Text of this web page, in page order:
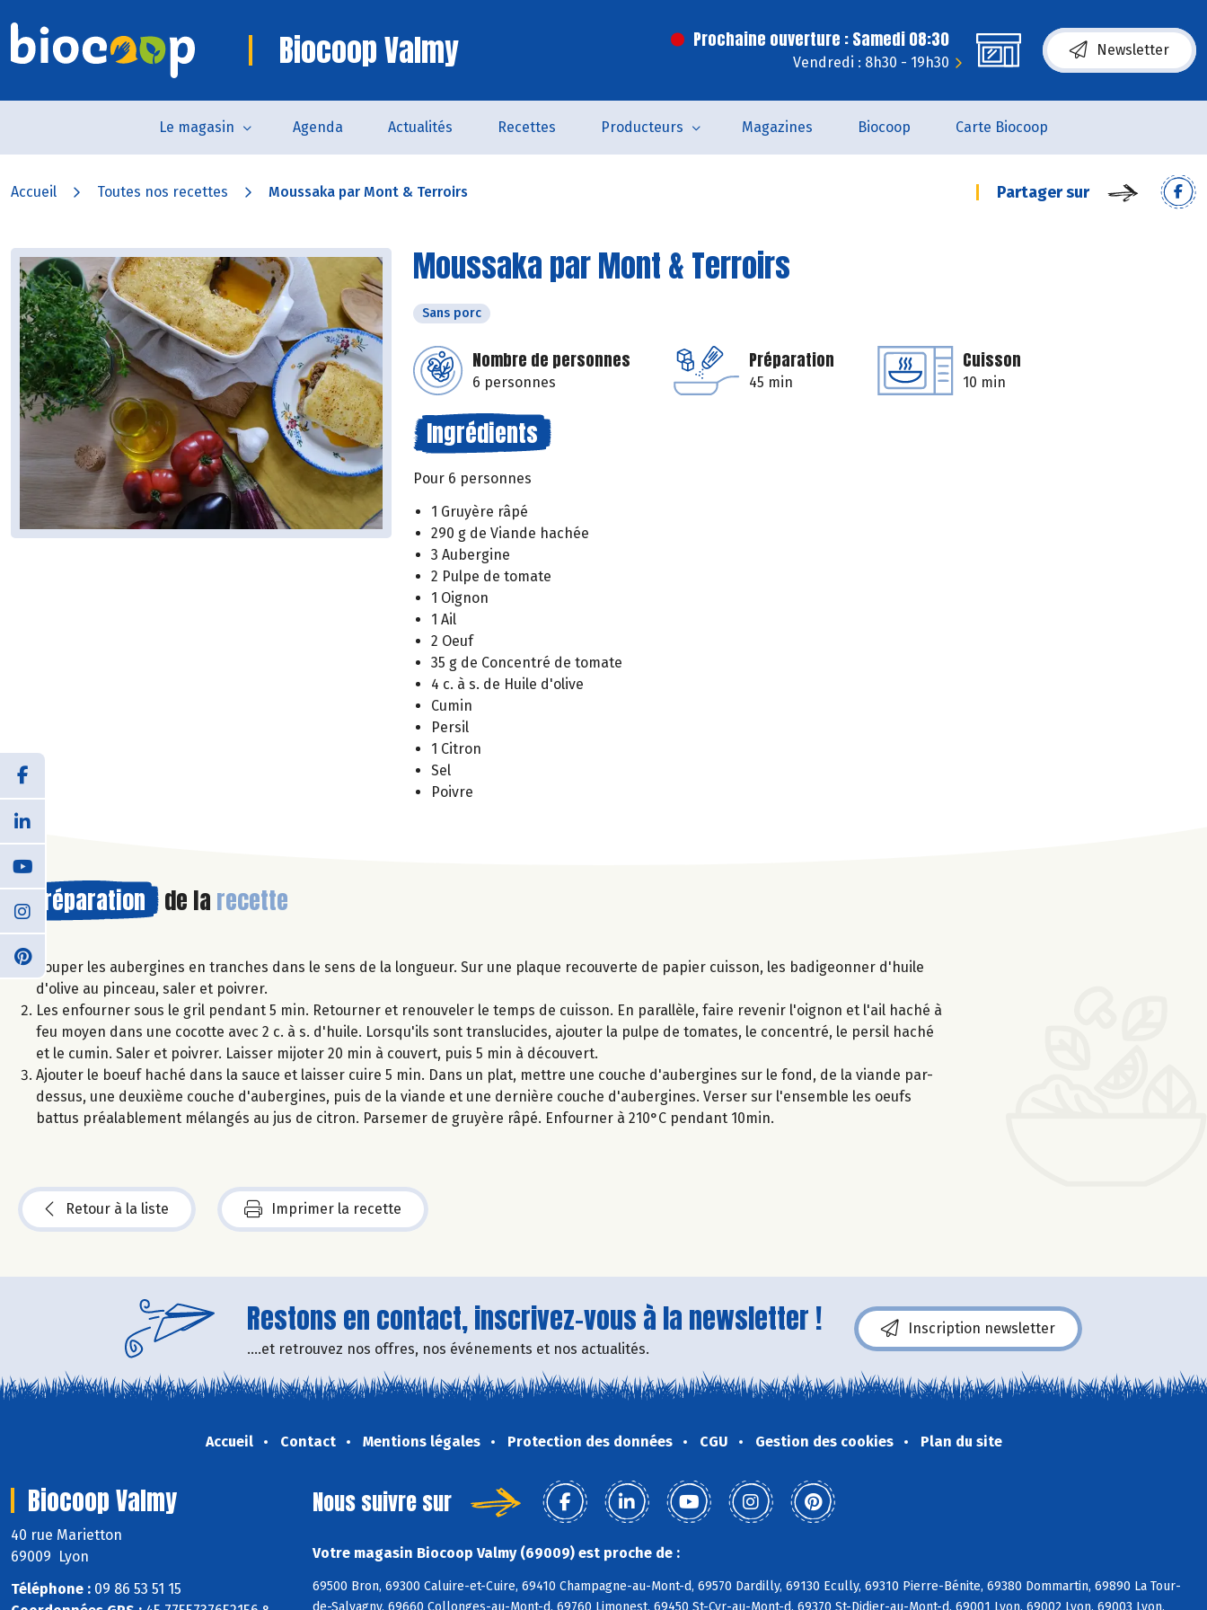
Biocoop Valmy Prochaine ouverture : Samedi 08:30
Vendredi : 8h30 - 19h30
Newsletter
Le magasin Agenda Actualités Recettes Producteurs Magazines Biocoop Carte Biocoop
Accueil Toutes nos recettes Moussaka par Mont & Terroirs Partager sur
Moussaka par Mont & Terroirs
Sans porc
Nombre de personnes
6 personnes
Préparation
45 min
Cuisson
10 min
Ingrédients
Pour 6 personnes
1 Gruyère râpé
290 g de Viande hachée
3 Aubergine
2 Pulpe de tomate
1 Oignon
1 Ail
2 Oeuf
35 g de Concentré de tomate
4 c. à s. de Huile d'olive
Cumin
Persil
1 Citron
Sel
Poivre
Préparation de la recette
Couper les aubergines en tranches dans le sens de la longueur. Sur une plaque recouverte de papier cuisson, les badigeonner d'huile
d'olive au pinceau, saler et poivrer.
Les enfourner sous le gril pendant 5 min. Retourner et renouveler le temps de cuisson. En parallèle, faire revenir l'oignon et l'ail haché à
feu moyen dans une cocotte avec 2 c. à s. d'huile. Lorsqu'ils sont translucides, ajouter la pulpe de tomates, le concentré, le persil haché
et le cumin. Saler et poivrer. Laisser mijoter 20 min à couvert, puis 5 min à découvert.
Ajouter le boeuf haché dans la sauce et laisser cuire 5 min. Dans un plat, mettre une couche d'aubergines sur le fond, de la viande par-
dessus, une deuxième couche d'aubergines, puis de la viande et une dernière couche d'aubergines. Verser sur l'ensemble les oeufs
battus préalablement mélangés au jus de citron. Parsemer de gruyère râpé. Enfourner à 210°C pendant 10min.
Retour à la liste Imprimer la recette
Restons en contact, inscrivez-vous à la newsletter !
....et retrouvez nos offres, nos événements et nos actualités.
Inscription newsletter
Accueil Contact Mentions légales Protection des données CGU Gestion des cookies Plan du site
Biocoop Valmy
40 rue Marietton
69009 Lyon
Téléphone : 09 86 53 51 15
Nous suivre sur
Votre magasin Biocoop Valmy (69009) est proche de :
69500 Bron, 69300 Caluire-et-Cuire, 69410 Champagne-au-Mont-d, 69570 Dardilly, 69130 Ecully, 69310 Pierre-Bénite, 69380 Dommartin, 69890 La Tour-
de-Salvagny, 69660 Collonges-au-Mont-d, 69760 Limonest, 69450 St-Cyr-au-Mont-d, 69370 St-Didier-au-Mont-d, 69001 Lyon, 69002 Lyon, 69003 Lyon,